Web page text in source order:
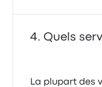
Quels
La plupart des